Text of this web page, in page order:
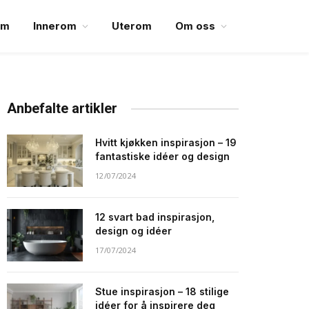
Innerom Uterom Om oss
Anbefalte artikler
Hvitt kjøkken inspirasjon – 19
fantastiske idéer og design
12/07/2024
12 svart bad inspirasjon,
design og idéer
17/07/2024
Stue inspirasjon – 18 stilige
idéer for å inspirere deg